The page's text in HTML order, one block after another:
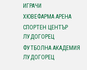
ИГРАЧИ
ХЮВЕФАРМА АРЕНА
СПОРТЕН ЦЕНТЪР
ЛУДОГОРЕЦ
ФУТБОЛНА АКАДЕМИЯ
ЛУДОГОРЕЦ